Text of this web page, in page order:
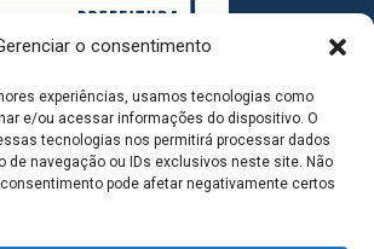
o consentimento
experiências, usamos tecnologias como
e/ou acessar informações do dispositivo. O
tecnologias nos permitirá processar dados
de navegação ou IDs exclusivos neste site. Não
pode afetar negativamente certos